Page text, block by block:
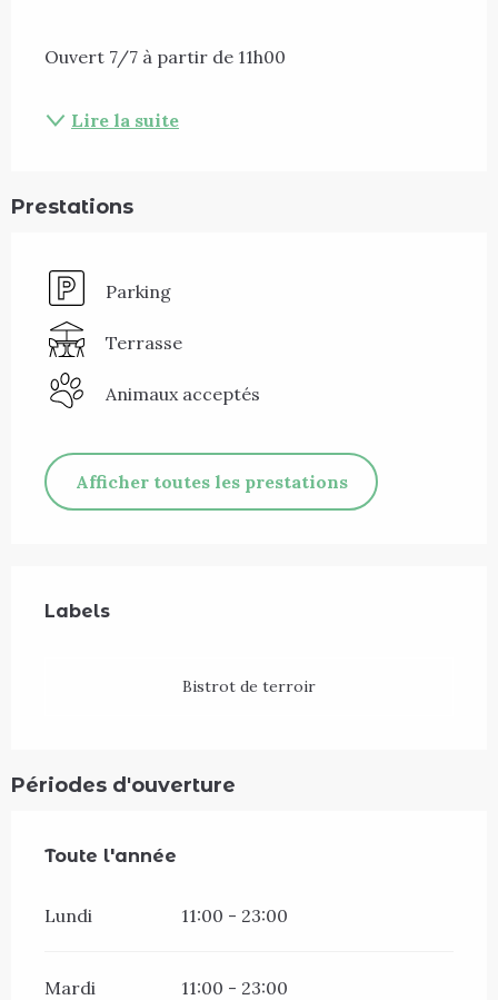
Ouvert 7/7 à partir de 11h00
Lire la suite
Prestations
Parking
Terrasse
Animaux acceptés
Afficher toutes les prestations
Labels
Labels
Bistrot de terroir
Périodes d'ouverture
Toute l'année
Toute l'année
Lundi 11:00 - 23:00
Mardi 11:00 - 23:00